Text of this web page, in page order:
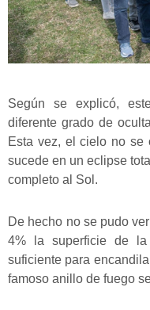
Según se explicó,
diferente grado de
Esta vez, el cielo no se
sucede en un eclipse
completo al Sol.
De hecho no se pudo
4% la superficie de
suficiente para
famoso anillo de fuego